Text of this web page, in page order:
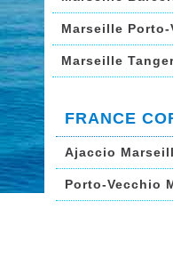
Marseille Porto-
Marseille
FRANCE
Ajaccio
Porto-Vecchio